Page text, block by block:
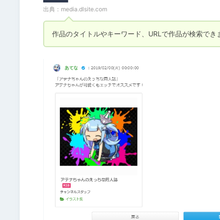
出典： media.dlsite.com
作品のタイトルやキーワード、URLで作品が検索でき